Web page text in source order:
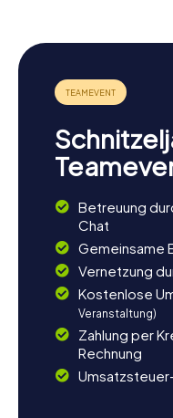
Betreuung
Chat
Gemeinsame
Vernetzung
Kostenlose
Veranstaltung)
Zahlung per
Rechnung